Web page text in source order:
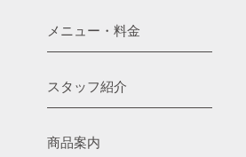
メニュー・料金
スタッフ紹介
商品案内